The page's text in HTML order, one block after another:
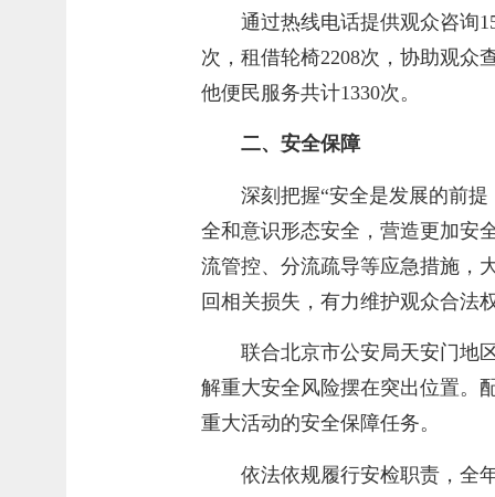
通过热线电话提供观众咨询
次，租借轮椅2208次，协助观众
他便民服务共计1330次。
二、安全保障
深刻把握“安全是发展的前
全和意识形态安全，营造更加安
流管控、分流疏导等应急措施，
回相关损失，有力维护观众合法权
联合北京市公安局天安门地
解重大安全风险摆在突出位置。
重大活动的安全保障任务。
依法依规履行安检职责，全